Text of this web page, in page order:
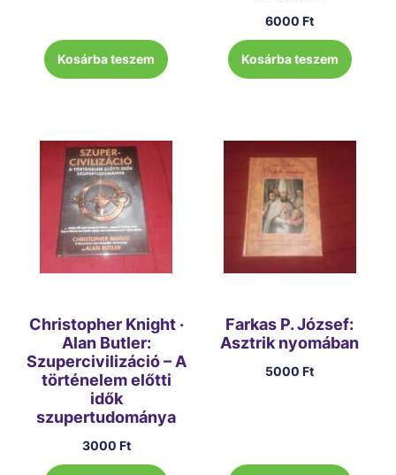
Kosárba teszem
6000Ft
Kosárba teszem
Christopher Knight ·
Alan Butler:
Szupercivilizáció – A
történelem előtti
idők
szupertudománya
3000 Ft
Farkas P. József:
Asztrik nyomában
5000Ft